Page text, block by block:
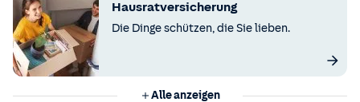
Hausratversicherung
Die Dinge schützen, die Sie lieben.
Alle anzeigen